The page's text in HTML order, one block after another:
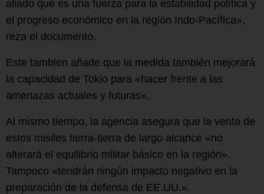
aliado que es una fuerza para la estabilidad política y
el progreso económico en la región Indo-Pacífica»,
reza el documento.
Este tambien añade que la medida también mejorará
la capacidad de Tokio para «hacer frente a las
amenazas actuales y futuras».
Al mismo tiempo, la agencia asegura que la venta de
estos misiles tierra-tierra de largo alcance «no
alterará el equilibrio militar básico en la región».
Tampoco «tendrán ningún impacto negativo en la
preparación de la defensa de EE.UU.».